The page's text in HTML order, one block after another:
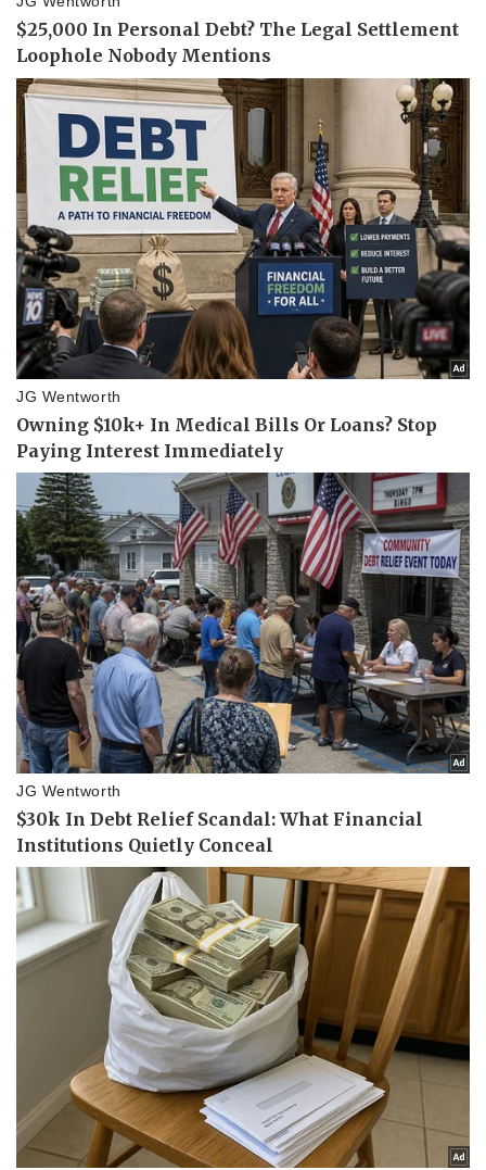
Thể thao
Bóng đá
Lịch thi đấu bóng đá
Thế giới thể thao
eSports
Hậu trường
Ô tô - Xe máy
Ô tô
Xe máy
Tư vấn
Doanh nghiệp
Thông tin doanh nghiệp
Công nghệ
Sành điệu